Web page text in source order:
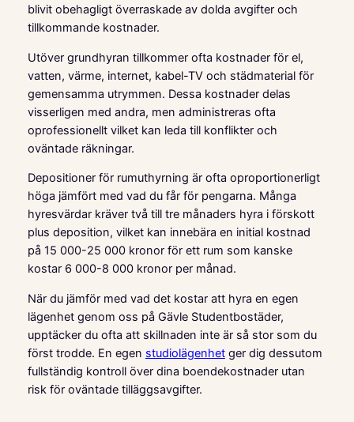
blivit obehagligt överraskade av dolda avgifter och
tillkommande kostnader.
Utöver grundhyran tillkommer ofta kostnader för el,
vatten, värme, internet, kabel-TV och städmaterial för
gemensamma utrymmen. Dessa kostnader delas
visserligen med andra, men administreras ofta
oprofessionellt vilket kan leda till konflikter och
oväntade räkningar.
Depositioner för rumuthyrning är ofta oproportionerligt
höga jämfört med vad du får för pengarna. Många
hyresvärdar kräver två till tre månaders hyra i förskott
plus deposition, vilket kan innebära en initial kostnad
på 15 000-25 000 kronor för ett rum som kanske
kostar 6 000-8 000 kronor per månad.
När du jämför med vad det kostar att hyra en egen
lägenhet genom oss på Gävle Studentbostäder,
upptäcker du ofta att skillnaden inte är så stor som du
först trodde. En egen studiolägenhetger dig dessutom
fullständig kontroll över dina boendekostnader utan
risk för oväntade tilläggsavgifter.